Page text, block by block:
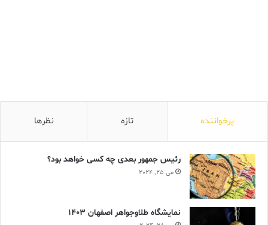
پرخواننده تازه نظرها
رئیس جمهور بعدی چه کسی خواهد بود؟
می 25, 2024
نمایشگاه طلاوجواهر اصفهان 1403